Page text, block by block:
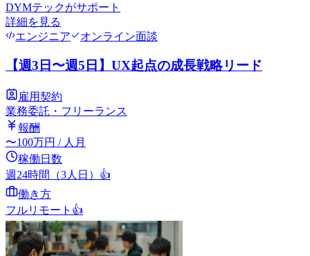
DYMテックがサポート
詳細を見る
エンジニア
オンライン面談
【週3日〜週5日】UX起点の成長戦略リード
雇用契約
業務委託・フリーランス
報酬
〜100万円 / 人月
稼働日数
週24時間（3人日） 👍
働き方
フルリモート 👍